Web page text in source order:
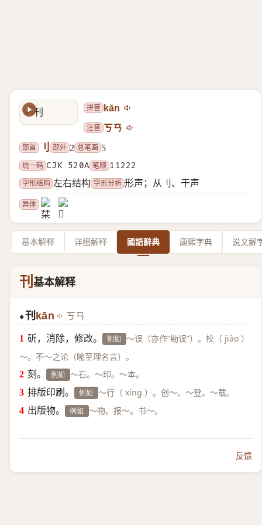
拼音 kān
注音 ㄎㄢ
部首
刂 部外 2 总笔画 5
统一码 CJK 520A 笔顺 11222
字形结构 左右结构 字形分析 形声；从刂、干声
异体
基本解释 详细解释 國語辭典 康熙字典 说文解
刊 基本解释
●刊 kān ㄎㄢ
斫，消除，修改。 例如 ～误（亦作“勘误”）。校（ jiào ）
～。不～之论（喻至理名言）。
刻。 例如 ～石。～印。～本。
排版印刷。 例如 ～行（ xíng ）。创～。～登。～载。
出版物。 例如 ～物。报～。书～。
反馈